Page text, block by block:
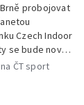
probojovat
Czech Indoor
se bude nově
Upoutávka
ČT sport